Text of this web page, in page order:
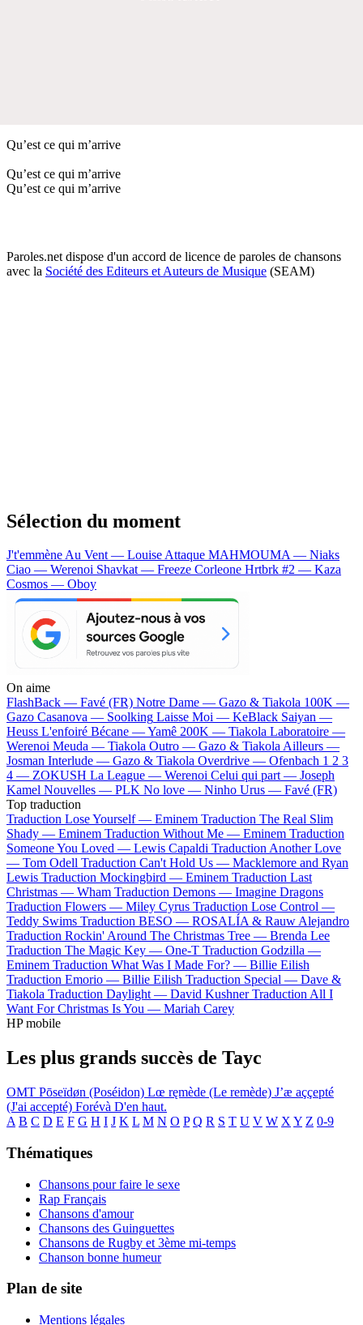
Qu’est ce qui m’arrive
Qu’est ce qui m’arrive
Qu’est ce qui m’arrive
Paroles.net dispose d'un accord de licence de paroles de chansons
avec la Société des Editeurs et Auteurs de Musique (SEAM)
Sélection du moment
J't'emmène Au Vent — Louise Attaque MAHMOUMA — Niaks
Ciao — Werenoi Shavkat — Freeze Corleone Hrtbrk #2 — Kaza
Cosmos — Oboy
On aime
FlashBack — Favé (FR) Notre Dame — Gazo & Tiakola 100K —
Gazo Casanova — Soolking Laisse Moi — KeBlack Saiyan —
Heuss L'enfoiré Bécane —Yamê 200K — Tiakola Laboratoire —
Werenoi Meuda — Tiakola Outro — Gazo & TiakolaAilleurs —
Josman Interlude — Gazo & Tiakola Overdrive — Ofenbach 1 2 3
4 — ZOKUSH La League — Werenoi Celui qui part — Joseph
Kamel Nouvelles — PLK No love — Ninho Urus — Favé (FR)
Top traduction
Traduction Lose Yourself — Eminem Traduction The Real Slim
Shady — Eminem Traduction Without Me — Eminem Traduction
Someone You Loved — Lewis Capaldi Traduction Another Love
— Tom Odell Traduction Can't Hold Us — Macklemore and Ryan
Lewis Traduction Mockingbird — Eminem Traduction Last
Christmas — Wham Traduction Demons — Imagine Dragons
Traduction Flowers — Miley Cyrus Traduction Lose Control —
Teddy Swims Traduction BESO — ROSALÍA & Rauw Alejandro
Traduction Rockin' Around The Christmas Tree — Brenda Lee
Traduction The Magic Key — One-T Traduction Godzilla —
Eminem Traduction What Was I Made For? — Billie Eilish
Traduction Emorio — Billie Eilish Traduction Special — Dave &
Tiakola Traduction Daylight — David Kushner Traduction All I
Want For Christmas Is You — Mariah Carey
HP mobile
Les plus grands succès de Tayc
OMT Pōseïdøn (Poséidon) Lœ ręmède (Le remède) J’æ aççepté
(J'ai accepté) Forévà D'en haut.
A B C D E F G H I J K L M N O P Q R S T U V W X Y Z 0-9
Thématiques
Chansons pour faire le sexe
Rap Français
Chansons d'amour
Chansons des Guinguettes
Chansons de Rugby et 3ème mi-temps
Chanson bonne humeur
Plan de site
Mentions légales